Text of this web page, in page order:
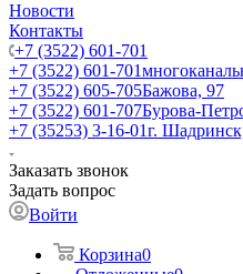
Новости
Контакты
+7 (3522) 601-701
+7 (3522) 601-701
+7 (3522) 605-705Бажова, 97
+7 (3522) 601-707Бурова-
+7 (35253) 3-16-01г.
Заказать звонок
Задать вопрос
Войти
Корзина0